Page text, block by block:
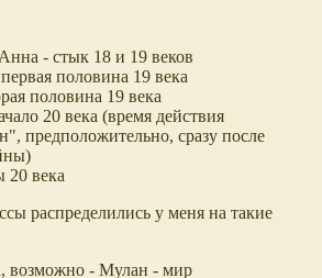
- стык 18 и 19 веков
половина 19 века
половина 19 века
20 века (время действия
предположительно, сразу после
20 века
распределились у меня на такие
возможно - Мулан - мир